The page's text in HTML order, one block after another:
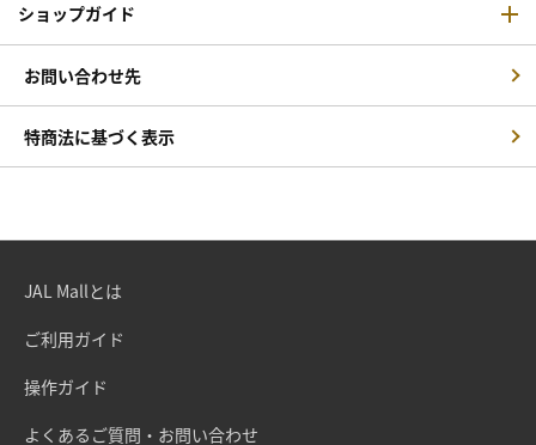
ショップガイド
お問い合わせ先
特商法に基づく表示
JAL Mallとは
ご利用ガイド
操作ガイド
よくあるご質問・お問い合わせ